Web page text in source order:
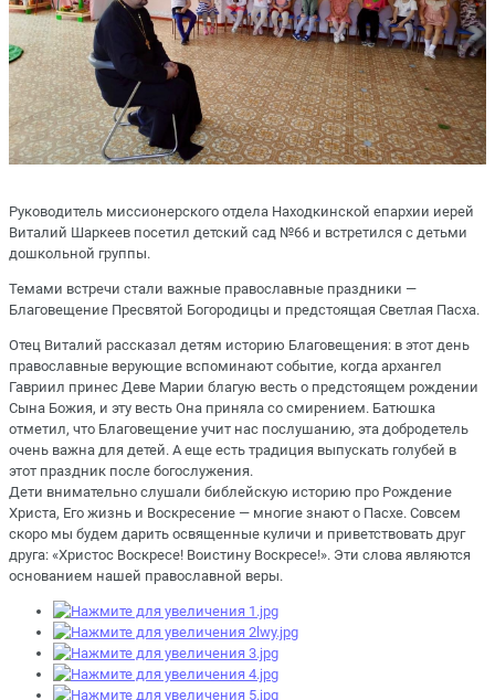
Руководитель миссионерского отдела Находкинской епархии иерей
Виталий Шаркеев посетил детский сад №66 и встретился с детьми
дошкольной группы.
Темами встречи стали важные православные праздники —
Благовещение Пресвятой Богородицы и предстоящая Светлая Пасха.
Отец Виталий рассказал детям историю Благовещения: в этот день
православные верующие вспоминают событие, когда архангел
Гавриил принес Деве Марии благую весть о предстоящем рождении
Сына Божия, и эту весть Она приняла со смирением. Батюшка
отметил, что Благовещение учит нас послушанию, эта добродетель
очень важна для детей. А еще есть традиция выпускать голубей в
этот праздник после богослужения.
Дети внимательно слушали библейскую историю про Рождение
Христа, Его жизнь и Воскресение — многие знают о Пасхе. Совсем
скоро мы будем дарить освященные куличи и приветствовать друг
друга: «Христос Воскресе! Воистину Воскресе!». Эти слова являются
основанием нашей православной веры.